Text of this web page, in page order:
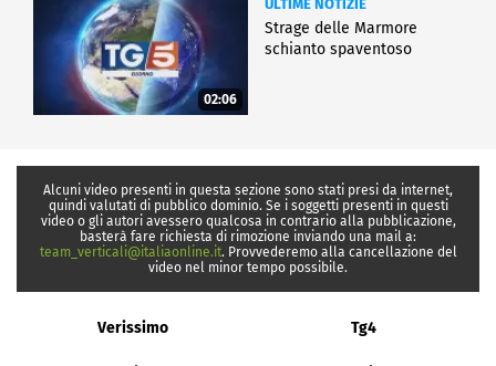
02:06
ULTIME NOTIZIE
Strage delle Marmore
schianto spaventoso
Alcuni video presenti in questa sezione sono stati presi da internet,
quindi valutati di pubblico dominio. Se i soggetti presenti in questi
video o gli autori avessero qualcosa in contrario alla pubblicazione,
basterà fare richiesta di rimozione inviando una mail a:
team_verticali@italiaonline.it. Provvederemo alla cancellazione del
video nel minor tempo possibile.
Verissimo Tg4